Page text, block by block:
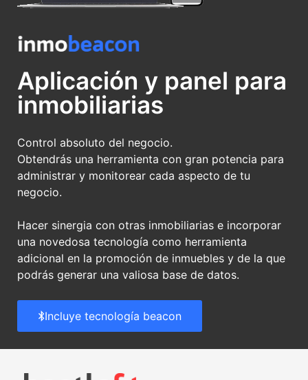
Aplicación y panel para
inmobiliarias
Control absoluto del negocio.
Obtendrás una herramienta con gran potencia para
administrar y monitorear cada aspecto de tu
negocio.
Hacer sinergia con otras inmobiliarias e incorporar
una novedosa tecnología como herramienta
adicional en la promoción de inmuebles y de la que
podrás generar una valiosa base de datos.
Incluye tecnología beacon